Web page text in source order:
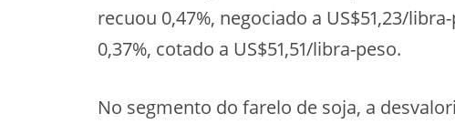
recuou 0,47%, negociado a US$51,23/
0,37%, cotado a US$51,51/libra-peso.
No segmento do farelo de soja, a